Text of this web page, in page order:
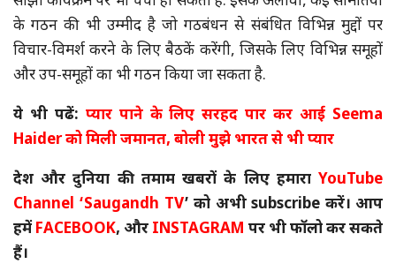
के गठन की भी उम्मीद है जो गठबंधन से संबंधित विभिन्न मुद्दों पर
विचार-विमर्श करने के लिए बैठकें करेंगी, जिसके लिए विभिन्न समूहों
और उप-समूहों का भी गठन किया जा सकता है.
ये भी पढें: प्यार पाने के लिए सरहद पार कर आई Seema
Haider को मिली जमानत, बोली मुझे भारत से भी प्यार
देश और दुनिया की तमाम खबरों के लिए हमारा YouTube
Channel ‘Saugandh TV’ को अभी subscribe करें। आप
हमें FACEBOOK, और INSTAGRAM पर भी फॉलो कर सकते
हैं।